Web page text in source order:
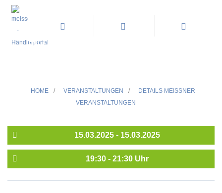
HUMORZONE FRIEDEMANN
HOME / VERANSTALTUNGEN /
DETAILS MEISSNER V
ERANSTALTUNGEN
15.03.2025 - 15.03.2025
19:30 - 21:30 Uhr